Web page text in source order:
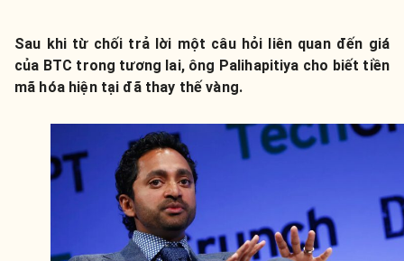
Sau khi từ chối trả lời một câu hỏi liên quan đến giá
của BTC trong tương lai, ông Palihapitiya cho biết tiền
mã hóa hiện tại đã thay thế vàng.